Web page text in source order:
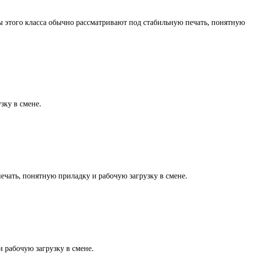
класса обычно рассматривают под стабильную печать, понятную
в смене.
понятную приладку и рабочую загрузку в смене.
загрузку в смене.